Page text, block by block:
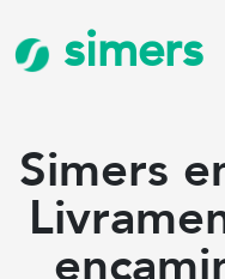
simers
Simers